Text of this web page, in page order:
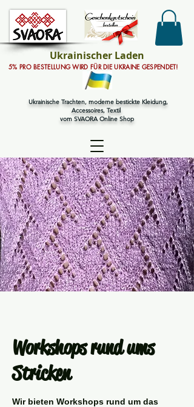
Ukrainische Trachten, moderne bestickte Kleidung,
Accessoires, Textil
vom SVAORA Online Shop
5% PRO BESTELLUNG WIRD FÜR DIE UKRAINE GESPENDET!
Ukrainischer Laden
Workshops rund ums
Stricken
Wir bieten Workshops rund um das